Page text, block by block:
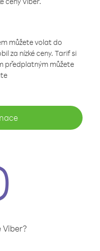
můžete volat do
za nízké ceny. Tarif si
předplatným můžete
Viber?